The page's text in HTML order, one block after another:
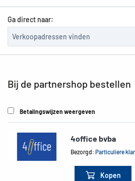
Ga direct naar:
Bij de partnershop bestellen
Betalingswijzen weergeven
4office bvba
Bezorgd:Particuliere
Kopen